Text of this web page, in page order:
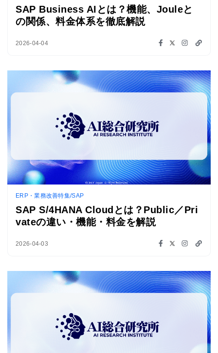
SAP Business AIとは？機能、Jouleと
の関係、料金体系を徹底解説
2026-04-04
ERP・業務改善特集/SAP
SAP S/4HANA Cloudとは？Public／Pri
vateの違い・機能・料金を解説
2026-04-03